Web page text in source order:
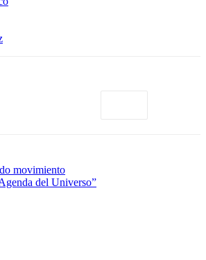
movimiento
del Universo”